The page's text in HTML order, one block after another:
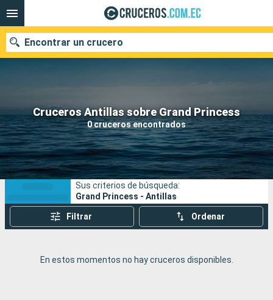
Cruceros Antillas sobre Grand Princess
0 cruceros encontrados
Encontrar un crucero
Nuestros destinos
Fecha de salida
Puertos Compañías
Buscar
Sus criterios de búsqueda:
Grand Princess - Antillas
Filtrar Ordenar
En estos momentos no hay cruceros disponibles.